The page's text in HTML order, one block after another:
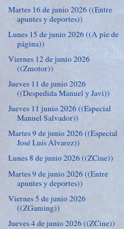
Martes 16 de junio 2026 ((Entre
apuntes y deportes))
Lunes 15 de junio 2026 ((A pie de
página))
Viernes 12 de junio 2026
((Zmotor))
Jueves 11 de junio 2026
((Despedida Manuel y Javi))
Jueves 11 junio 2026 ((Especial
Manuel Salvador))
Martes 9 de junio 2026 ((Especial
José Luís Álvarez))
Lunes 8 de junio 2026 ((ZCine))
Martes 9 de junio 2026 ((Entre
apuntes y deportes))
Viernes 5 de junio 2026
((ZGaming))
Jueves 4 de junio 2026 ((ZCine))